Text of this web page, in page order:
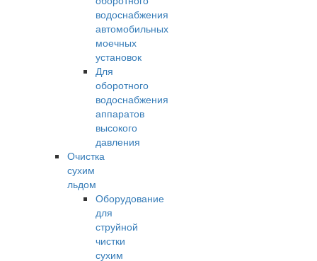
водоснабжения
автомобильных
моечных
установок
Для
оборотного
водоснабжения
аппаратов
высокого
давления
Очистка
сухим
льдом
Оборудование
для
струйной
чистки
сухим